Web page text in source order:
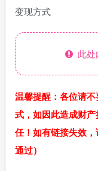
变现方式
此处
温馨提醒：各位请
式，如因此造成财
任！如有链接失效
通过）